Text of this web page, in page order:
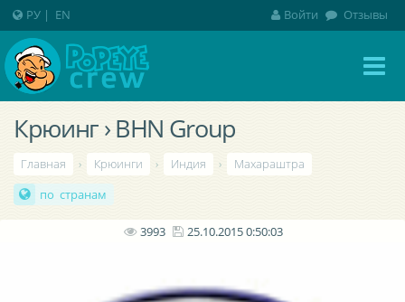
Крюинг › BHN Group
Главная › Крюинги › Индия ›
Махараштра
по странам
3993 25.10.2015 0:50:03
РУ | EN Войти Отзывы